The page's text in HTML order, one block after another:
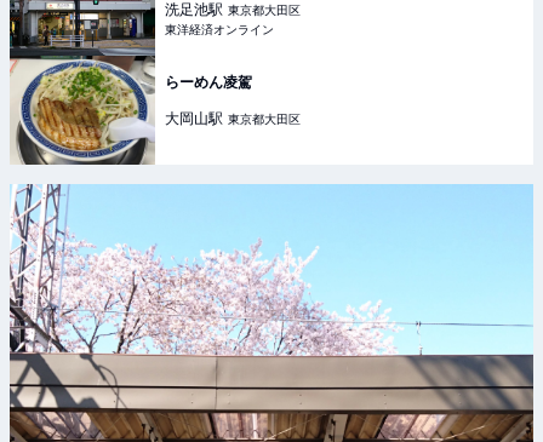
洗足池駅 東京都大田区
東洋経済オンライン
らーめん凌駕
大岡山駅 東京都大田区